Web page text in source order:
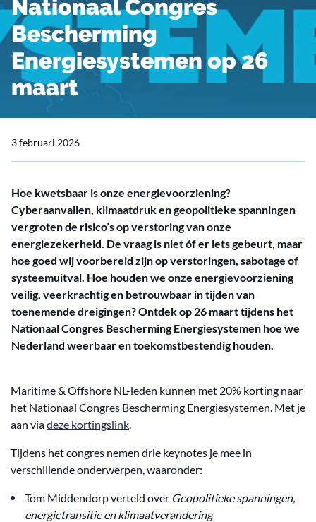
Nationaal Congres
Bescherming
Energiesystemen op 26
maart
3 februari 2026
Hoe kwetsbaar is onze energievoorziening?
Cyberaanvallen, klimaatdruk en geopolitieke spanningen
vergroten de risico’s op verstoring van onze
energiezekerheid. De vraag is niet óf er iets gebeurt, maar
hoe goed wij voorbereid zijn op verstoringen, sabotage of
systeemuitval. Hoe houden we onze energievoorziening
veilig, veerkrachtig en betrouwbaar in tijden van
toenemende dreigingen? Ontdek op 26 maart tijdens het
Nationaal Congres Bescherming Energiesystemen hoe we
Nederland weerbaar en toekomstbestendig houden.
Maritime & Offshore NL-leden kunnen met 20% korting naar
het Nationaal Congres Bescherming Energiesystemen. Met je
aan viadeze kortingslink.
Tijdens het congres nemen drie keynotes je mee in
verschillende onderwerpen, waaronder:
Tom Middendorp verteld over Geopolitieke spanningen,
energietransitie en klimaatverandering